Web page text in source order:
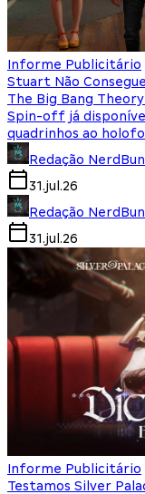
Informe Publicitário
Stuart Não
The Big Bang
Spin-off já
quadrinhos ao
Redação
31.jul.26
Redação
31.jul.26
Informe Publicitário
Testamos Silver